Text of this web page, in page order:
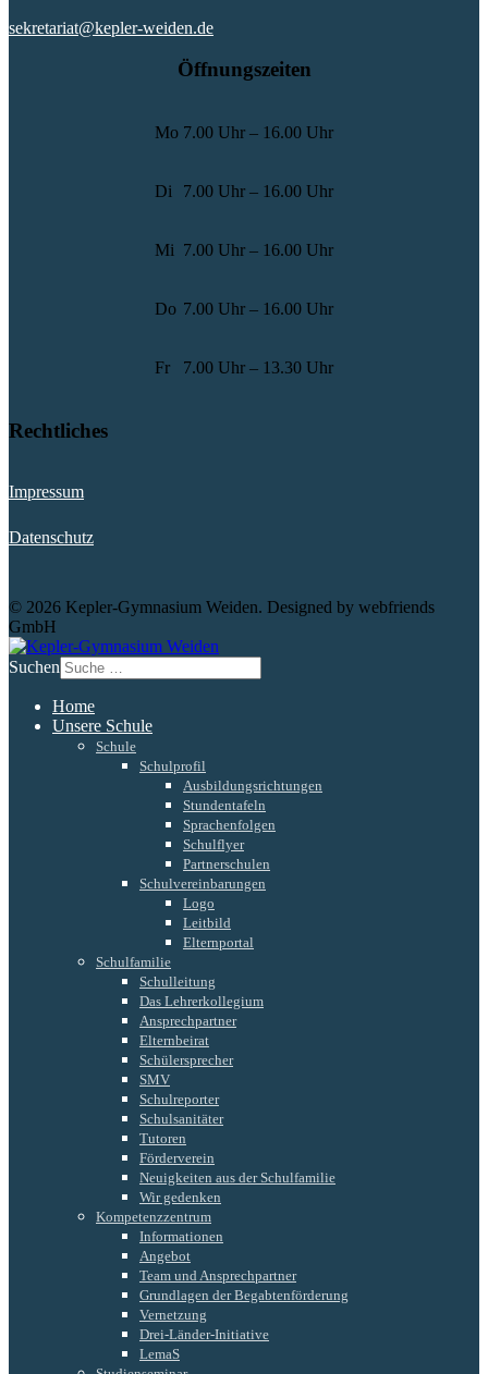
sekretariat@kepler-weiden.de
Öffnungszeiten
Mo 7.00 Uhr – 16.00 Uhr
Di 7.00 Uhr – 16.00 Uhr
Mi 7.00 Uhr – 16.00 Uhr
Do 7.00 Uhr – 16.00 Uhr
Fr 7.00 Uhr – 13.30 Uhr
Rechtliches
Impressum
Datenschutz
© 2026 Kepler-Gymnasium Weiden. Designed by webfriends
GmbH
Suchen
Home
Unsere Schule
Schule
Schulprofil
Ausbildungsrichtungen
Stundentafeln
Sprachenfolgen
Schulflyer
Partnerschulen
Schulvereinbarungen
Logo
Leitbild
Elternportal
Schulfamilie
Schulleitung
Das Lehrerkollegium
Ansprechpartner
Elternbeirat
Schülersprecher
SMV
Schulreporter
Schulsanitäter
Tutoren
Förderverein
Neuigkeiten aus der Schulfamilie
Wir gedenken
Kompetenzzentrum
Informationen
Angebot
Team und Ansprechpartner
Grundlagen der Begabtenförderung
Vernetzung
Drei-Länder-Initiative
LemaS